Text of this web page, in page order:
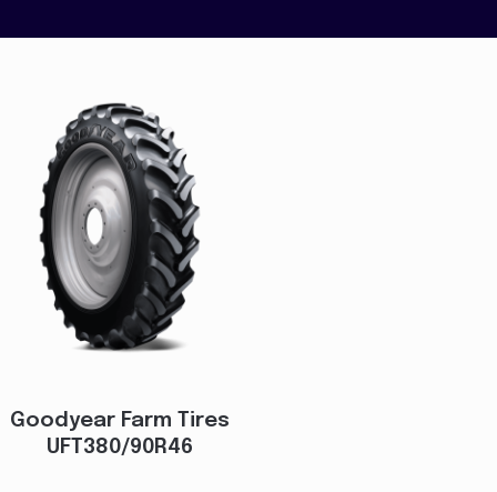
Goodyear Farm Tires
UFT380/90R46